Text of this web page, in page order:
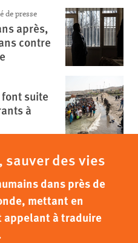
de presse
après,
contre
suite
à
des vies
dans près de
mettant en
appelant à traduire